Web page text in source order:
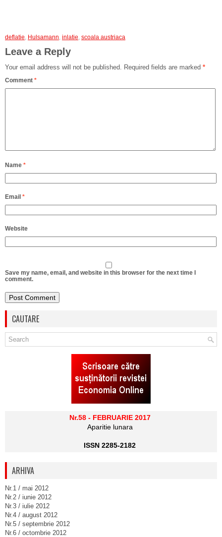
deflatie, Hulsamann, inlatie, scoala austriaca
Leave a Reply
Your email address will not be published. Required fields are marked *
Comment *
Name *
Email *
Website
Save my name, email, and website in this browser for the next time I
comment.
CAUTARE
Nr.58 - FEBRUARIE 2017
Aparitie lunara
ISSN 2285-2182
ARHIVA
Nr.1 / mai 2012
Nr.2 / iunie 2012
Nr.3 / iulie 2012
Nr.4 / august 2012
Nr.5 / septembrie 2012
Nr.6 / octombrie 2012